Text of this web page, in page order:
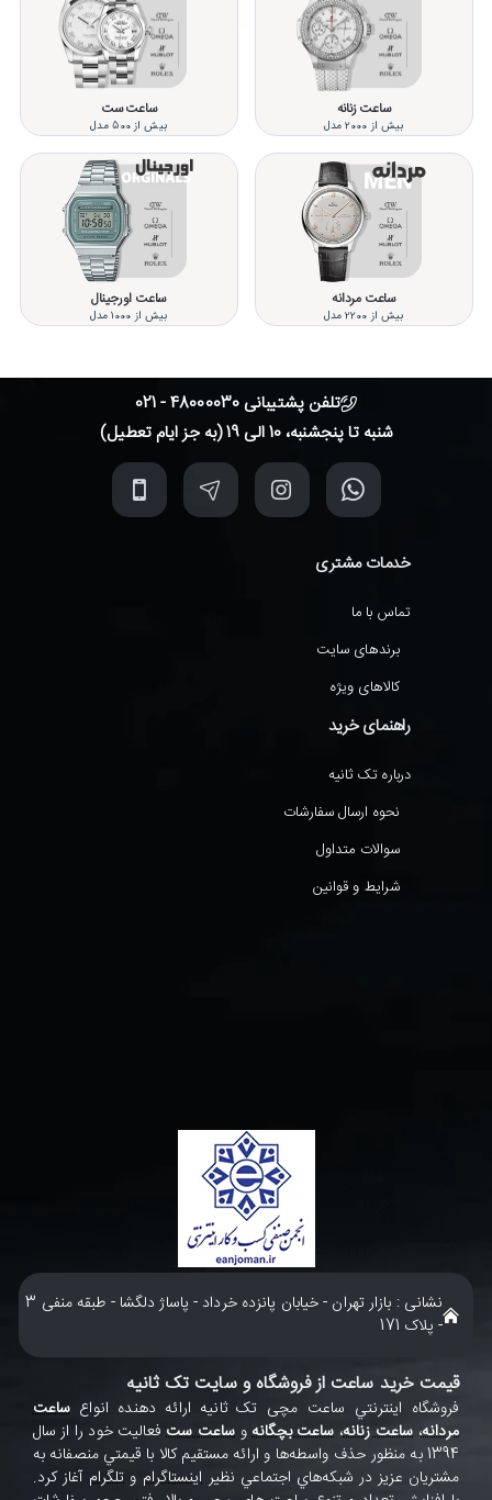
ساعت زنانه
بیش از 2000 مدل
ساعت ست
بیش از 500 مدل
ساعت مردانه
بیش از 2200 مدل
ساعت اورجینال
بیش از 1000 مدل
تلفن پشتیبانی 48000030 - 021
شنبه تا پنجشنبه، 10 الی 19 (به جز ایام تعطیل)
خدمات مشتری
تماس با ما
برندهای سایت
کالاهای ویژه
راهنمای خرید
درباره تک ثانیه
نحوه ارسال سفارشات
سوالات متداول
شرایط و قوانین
نشانی : بازار تهران - خیابان پانزده خرداد - پاساژ دلگشا - طبقه منفی 3
- پلاک 171
قیمت خرید ساعت از فروشگاه و سایت تک ثانیه
فروشگاه اينترنتي ساعت مچی تک ثانيه ارائه دهنده انواعساعت
مردانه، ساعت زنانه، ساعت بچگانهو ساعت ستفعاليت خود را از سال
1394 به منظور حذف واسطه‌ها و ارائه مستقيم کالا با قيمتي منصفانه به
مشتريان عزيز در شبکه‌هاي اجتماعي نظير اينستاگرام و تلگرام آغاز کرد.